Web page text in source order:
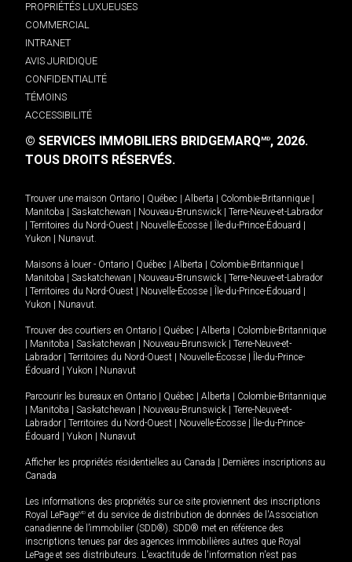
PROPRIÉTÉS LUXUEUSES
COMMERCIAL
INTRANET
AVIS JURIDIQUE
CONFIDENTIALITÉ
TÉMOINS
ACCESSIBILITÉ
© SERVICES IMMOBILIERS BRIDGEMARQMD, 2026.
TOUS DROITS RÉSERVÉS.
Trouver une maison Ontario Québec Alberta Colombie-Britannique
Manitoba
Saskatchewan Nouveau-Brunswick
Terre-Neuve-et-Labrador
Territoires du Nord-Ouest Nouvelle-Écosse Île-du-Prince-Édouard
Yukon
Nunavut.
Maisons à louer - Ontario Québec Alberta Colombie-Britannique
Manitoba
Saskatchewan Nouveau-Brunswick
Terre-Neuve-et-Labrador
Territoires du Nord-Ouest Nouvelle-Écosse Île-du-Prince-Édouard
Yukon
Nunavut.
Trouver des courtiers en Ontario Québec Alberta
Colombie-Britannique
Manitoba Saskatchewan Nouveau-Brunswick
Terre-Neuve-et-
Labrador
Territoires du Nord-Ouest Nouvelle-Écosse
Île-du-Prince-
Édouard
Yukon Nunavut
Parcourir les bureaux en Ontario Québec Alberta
Colombie-Britannique
Manitoba Saskatchewan Nouveau-Brunswick
Terre-Neuve-et-
Labrador
Territoires du Nord-Ouest Nouvelle-Écosse
Île-du-Prince-
Édouard
Yukon Nunavut
Afficher les propriétés résidentielles au Canada
Dernières inscriptions au
Canada
Les informations des propriétés sur ce site proviennent des inscriptions
Royal LePageMD et du service de distribution de données de l'Association
canadienne de l’immobilier (SDD®). SDD® met en référence des
inscriptions tenues par des agences immobilières autres que Royal
LePage et ses distributeurs. L'exactitude de l'information n'est pas